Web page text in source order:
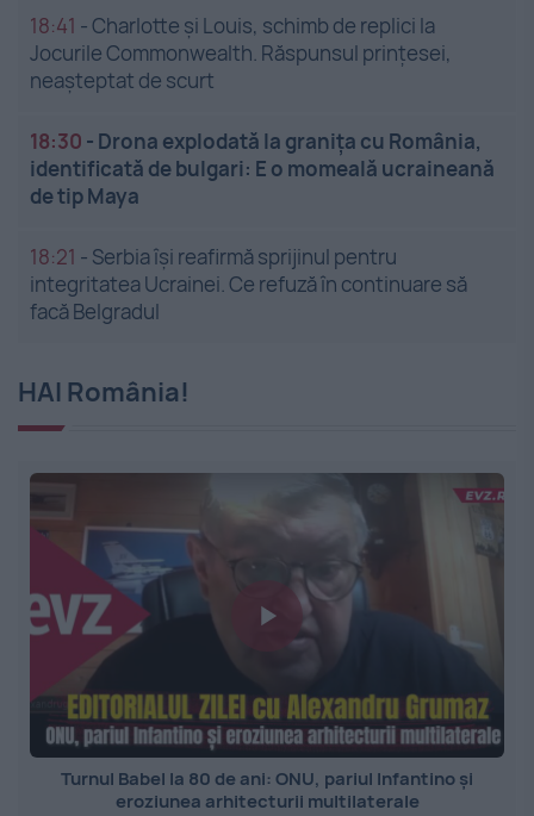
18:41 -Charlotte și Louis, schimb de replici la
Jocurile Commonwealth. Răspunsul prințesei,
neașteptat de scurt
18:30 - Drona explodată la granița cu România,
identificată de bulgari: E o momeală ucraineană
de tip Maya
18:21 - Serbia își reafirmă sprijinul pentru
integritatea Ucrainei. Ce refuză în continuare să
facă Belgradul
HAI România!
Turnul Babel la 80 de ani: ONU, pariul Infantino și
eroziunea arhitecturii multilaterale